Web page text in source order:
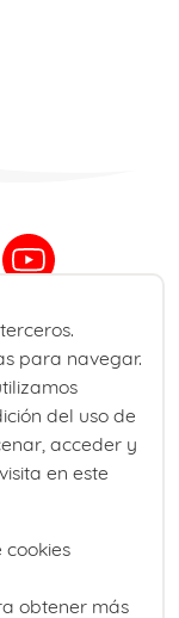
2026
sino que
de la salud y su
de la salud
para navegar.
del uso de
acceder y
en este
obtener más